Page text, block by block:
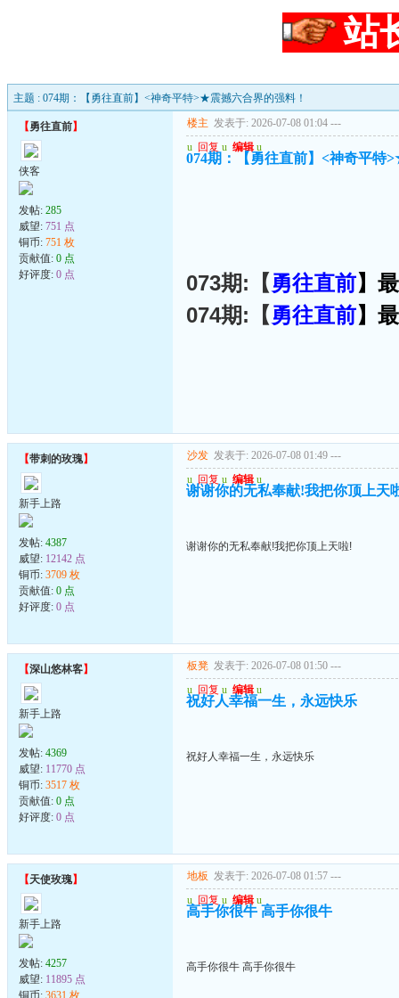
站
主题 : 074期：【勇往直前】<神奇平特>★震撼六合界的强料！
【勇往直前】
侠客
发帖: 285
威望: 751 点
铜币: 751 枚
贡献值: 0 点
好评度: 0 点
楼主 发表于: 2026-07-08 01:04 ---
u 回复 u 编辑 u
074期：【勇往直前】<神奇平特
073期:【 勇往直前】
074期:【 勇往直前】
【带刺的玫瑰】
新手上路
发帖: 4387
威望: 12142 点
铜币: 3709 枚
贡献值: 0 点
好评度: 0 点
沙发 发表于: 2026-07-08 01:49 ---
u 回复 u 编辑 u
谢谢你的无私奉献!我把你顶上天
谢谢你的无私奉献!我把你顶上天啦!
【深山悠林客】
新手上路
发帖: 4369
威望: 11770 点
铜币: 3517 枚
贡献值: 0 点
好评度: 0 点
板凳 发表于: 2026-07-08 01:50 ---
u 回复 u 编辑 u
祝好人幸福一生，永远快乐
祝好人幸福一生，永远快乐
【天使玫瑰】
新手上路
发帖: 4257
威望: 11895 点
铜币: 3631 枚
地板 发表于: 2026-07-08 01:57 ---
u 回复 u 编辑 u
高手你很牛 高手你很牛
高手你很牛 高手你很牛